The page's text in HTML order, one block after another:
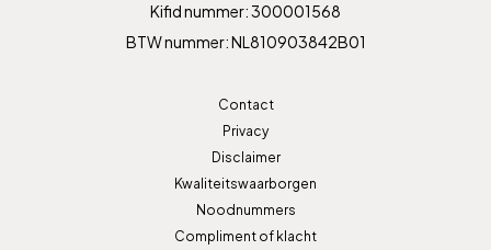
Kifid nummer: 300001568
BTW nummer: NL810903842B01
Contact
Privacy
Disclaimer
Kwaliteitswaarborgen
Noodnummers
Compliment of klacht